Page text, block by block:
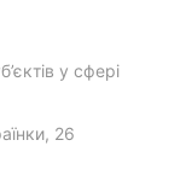
у сфері
26